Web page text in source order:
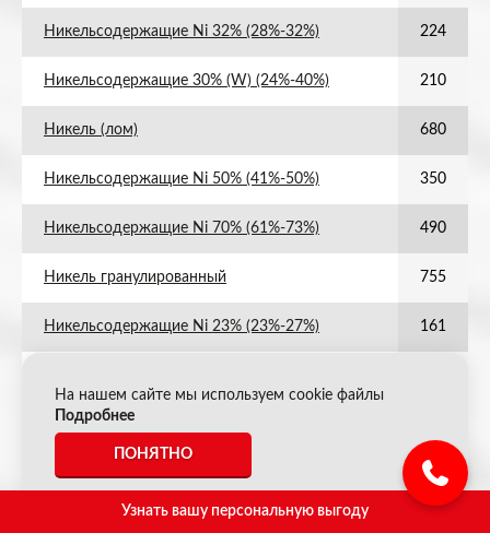
Никельсодержащие Ni 32% (28%-32%) 224
Никельсодержащие 30% (W) (24%-40%) 210
Никель (лом) 680
Никельсодержащие Ni 50% (41%-50%) 350
Никельсодержащие Ni 70% (61%-73%) 490
Никель гранулированный 755
Никельсодержащие Ni 23% (23%-27%) 161
Никель анодный
Никельсодержащие Ni 85% (78%-95%) 595
На нашем сайте мы используем cookie файлы
Подробнее
ПОНЯТНО
Узнать вашу персональную выгоду